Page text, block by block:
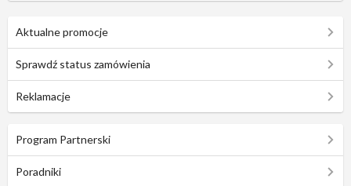
Aktualne promocje
Sprawdź status zamówienia
Reklamacje
Program Partnerski
Poradniki